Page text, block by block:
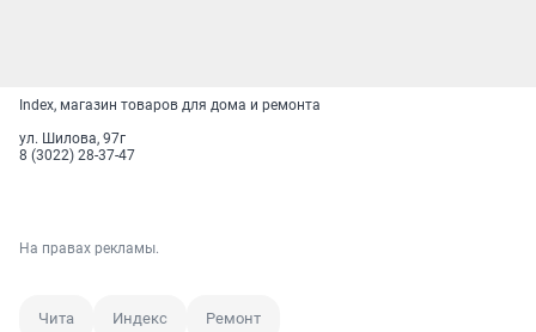
Index, магазин товаров для дома и ремонта
ул. Шилова, 97г
8 (3022) 28-37-47
На правах рекламы.
Чита Индекс Ремонт